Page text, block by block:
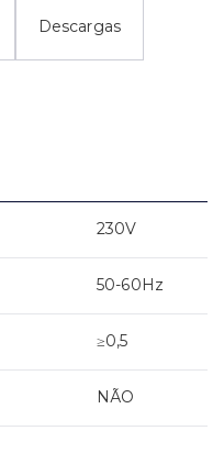
Descargas
230V
50-60Hz
≥0,5
NÃO